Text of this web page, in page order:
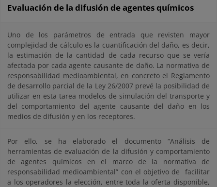
Evaluación de la difusión de agentes químicos
Uno de los parámetros de entrada que revisten mayor
complejidad de cálculo es la cuantificación del daño, es decir,
la estimación de la cantidad de cada recurso que se vería
afectada por cada agente causante de daño. La normativa de
responsabilidad medioambiental, en concreto el Reglamento
de desarrollo parcial de la Ley 26/2007 prevé la posibilidad de
utilizar en esta tarea modelos de simulación del transporte y
del comportamiento del agente causante del daño en los
medios de difusión y en los receptores.
Por ello, se ha elaborado el documento “Análisis de
herramientas de evaluación de la difusión y comportamiento
de agentes químicos en el marco de la normativa de
responsabilidad medioambiental” con el objetivo de facilitar
a los operadores la elección, entre toda la oferta disponible,